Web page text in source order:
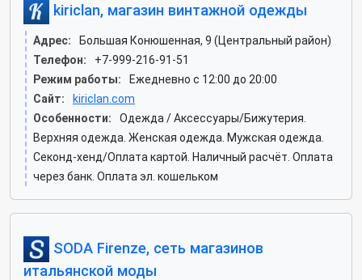
kiriclan, магазин винтажной одежды
Адрес:
Большая Конюшенная, 9 (Центральный район)
Телефон:
+7-999-216-91-51
Режим работы:
Ежедневно с 12:00 до 20:00
Сайт:
kiriclan.com
Особенности:
Одежда / Аксессуары/Бижутерия.
Верхняя одежда. Женская одежда. Мужская одежда.
Секонд-хенд/Оплата картой. Наличный расчёт. Оплата
через банк. Оплата эл. кошельком
SODA Firenze, сеть магазинов
итальянской моды